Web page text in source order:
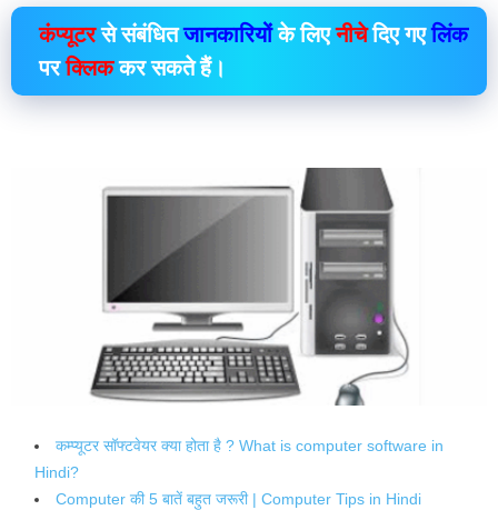
कंप्यूटरसे संबंधितजानकारियोंके लिएनीचेदिए गएलिंक
परक्लिककर सकते हैं।
कम्प्यूटर सॉफ्टवेयर क्या होता है ? What is computer software in
Hindi?
Computer की 5 बातें बहुत जरूरी | Computer Tips in Hindi